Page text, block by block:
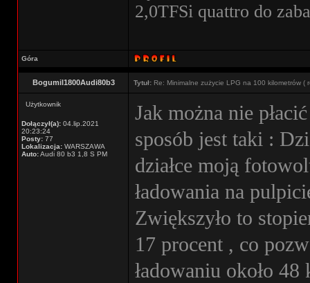
2,0TFSi quattro do
Góra
Bogumil1800Audi80b3 Tytuł: Re: Minimalne zużycie LPG na 100 kilometrów (
Użytkownik
Dołączył(a): 04.lip.2021
20:23:24
Posty: 77
Lokalizacja: WARSZAWA
Auto:Audi 80 b3 1,8 S PM
Jak można nie
sposób jest taki :
działce moją
ładowania na
Zwiększyło to
17 procent , co
ładowaniu około